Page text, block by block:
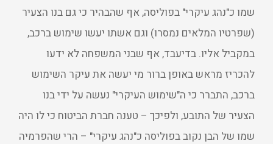
שמו כ"נהג עיקרי" בפוליסה, אף שהבהיר כי גם בנו הצעיר
(שפרטיו המלאים נמסרו) וגם אשתו יעשו שימוש ברכב,
במקביל אליו. בדיעבד, אף שבני המשפחה לא ידעו
להכריז מראש באופן ברור מי יעשה את עיקר השימוש
ברכב, התברר כי ה"שימוש העיקרי" נעשה על ידי בנו
הצעיר של התובע, ולפיכך – טענה חברת הביטוח כי לו היה
שמו של הבן נקוב בפוליסה כ"נהג עיקרי" – הרי שהפרמיה